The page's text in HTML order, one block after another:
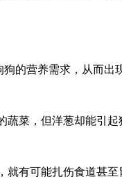
的营养需求，从而出
菜，但洋葱却能引起
有可能扎伤食道甚至